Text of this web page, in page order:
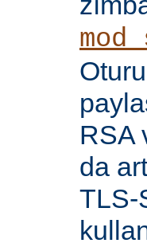
RSA
da
TLS-